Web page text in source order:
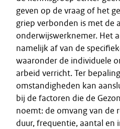
geven op de vraag of het
griep verbonden is met de
onderwijswerknemer. Het
namelijk af van de
waaronder de individuele
arbeid verricht. Ter
omstandigheden kan
bij de factoren die de
noemt: de omvang van de
duur, frequentie, aantal en